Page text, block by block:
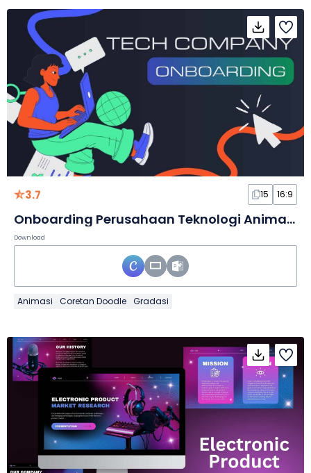
3.7 15 16:9
Onboarding Perusahaan Teknologi Animasi dalam Slide
Download
Animasi Coretan Doodle Gradasi